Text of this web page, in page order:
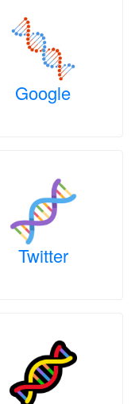
Google
Twitter